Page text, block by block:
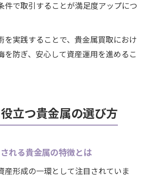
件で取引することが満足度アップにつ
を実践することで、貴金属買取におけ
を防ぎ、安心して資産運用を進めるこ
立つ貴金属の選び方
れる貴金属の特徴とは
産形成の一環として注目されていま